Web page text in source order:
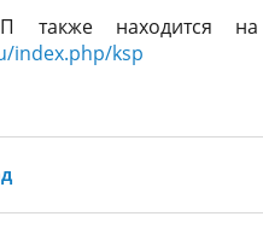
находится на
index.php/ksp